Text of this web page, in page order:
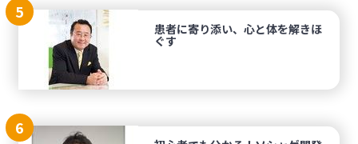
5
患者に寄り添い、心と体を解きほ
ぐす
6